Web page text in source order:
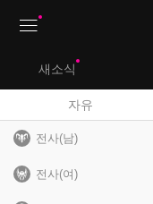
새소식
자유
전사(남)
전사(여)